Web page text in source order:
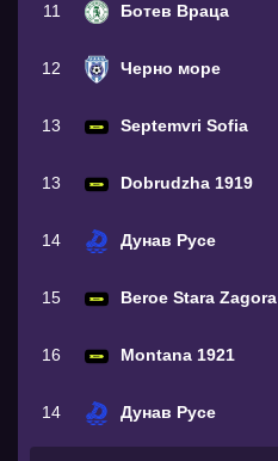
11 Ботев Враца
12 Черно море
13 Septemvri Sofia
13 Dobrudzha 1919
14 Дунав Русе
15 Beroe Stara Zagora
16 Montana 1921
14 Дунав Русе